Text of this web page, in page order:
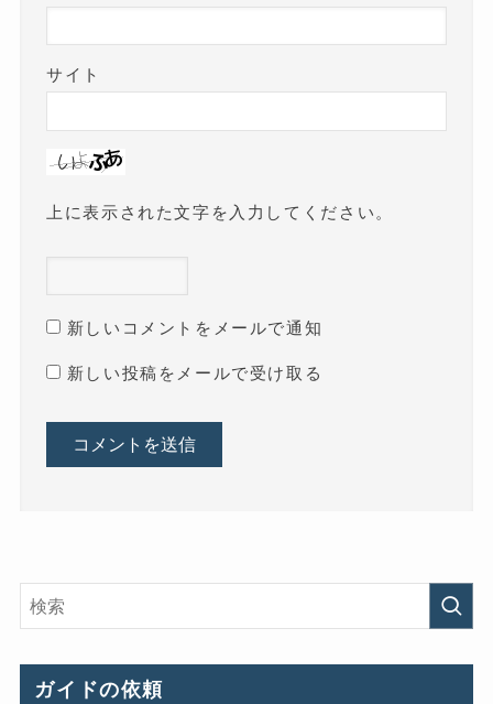
サイト
上に表示された文字を入力してください。
新しいコメントをメールで通知
新しい投稿をメールで受け取る
ガイドの依頼